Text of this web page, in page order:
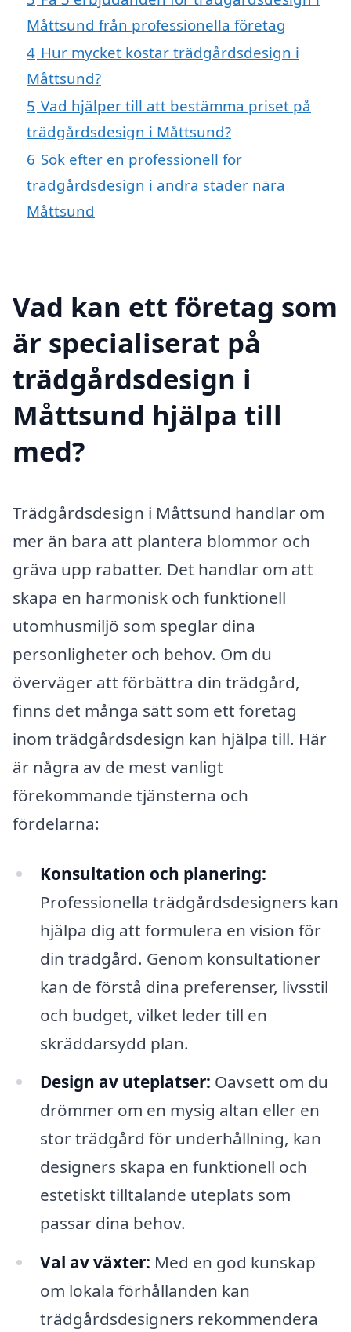
Måttsund från professionella företag
4 Hur mycket kostar trädgårdsdesign i
Måttsund?
5 Vad hjälper till att bestämma priset på
trädgårdsdesign i Måttsund?
6 Sök efter en professionell för
trädgårdsdesign i andra städer nära
Måttsund
Vad kan ett företag som
är specialiserat på
trädgårdsdesign i
Måttsund hjälpa till
med?
Trädgårdsdesign i Måttsund handlar om
mer än bara att plantera blommor och
gräva upp rabatter. Det handlar om att
skapa en harmonisk och funktionell
utomhusmiljö som speglar dina
personligheter och behov. Om du
överväger att förbättra din trädgård,
finns det många sätt som ett företag
inom trädgårdsdesign kan hjälpa till. Här
är några av de mest vanligt
förekommande tjänsterna och
fördelarna:
Konsultation och planering:
Professionella trädgårdsdesigners kan
hjälpa dig att formulera en vision för
din trädgård. Genom konsultationer
kan de förstå dina preferenser, livsstil
och budget, vilket leder till en
skräddarsydd plan.
Design av uteplatser: Oavsett om du
drömmer om en mysig altan eller en
stor trädgård för underhållning, kan
designers skapa en funktionell och
estetiskt tilltalande uteplats som
passar dina behov.
Val av växter: Med en god kunskap
om lokala förhållanden kan
trädgårdsdesigners rekommendera